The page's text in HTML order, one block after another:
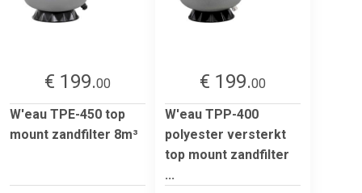
€ 199.00
W'eau TPE-450 top
mount zandfilter 8m³
€ 199.00
W'eau TPP-400
polyester versterkt
top mount zandfilter
...